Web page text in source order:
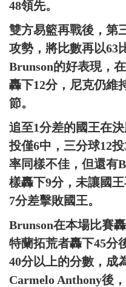
48領先。
雙方易籃再戰後，第
攻勢，將比數再以63
Brunson的好表現，
轟下12分，尼克仍維
節。
追至1分差的國王在
投僅6中，三分球12
率同樣不佳，但還有
樣轟下9分，未讓國
7分差擊敗國王。
Brunson在本場比賽
特蘭拓荒者轟下45分
40分以上的分數，成
Carmelo Anthony後